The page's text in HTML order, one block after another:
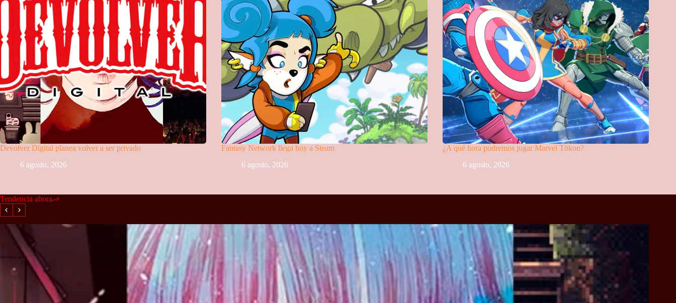
Devolver Digital planea volver a ser privado
6 agosto, 2026
Fantasy Network llega hoy a Steam
6 agosto, 2026
¿A qué hora podremos jugar Marvel Tōkon?
6 agosto, 2026
Tendencia ahora